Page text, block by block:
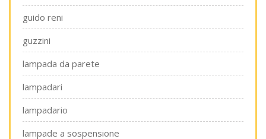
guido reni
guzzini
lampada da parete
lampadari
lampadario
lampade a sospensione